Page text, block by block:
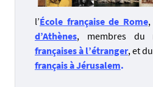
l’École française de Rome,
d’Athènes, membres du
françaises à l’étranger, et du
français à Jérusalem.